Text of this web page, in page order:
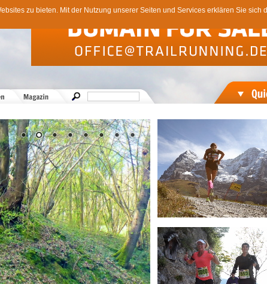
zu bieten. Mit der Nutzung unserer Seiten und Services erklären Sie sich